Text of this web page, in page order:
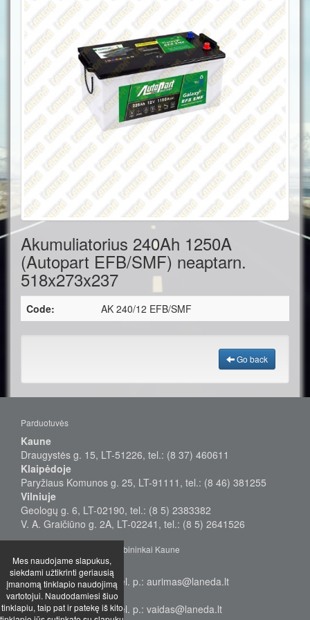
Akumuliatorius 240Ah 1250A
(Autopart EFB/SMF) neaptarn.
518x273x237
Code: AK 240/12 EFB/SMF
Go back
Parduotuvės
Kaune
Draugystės g. 15, LT-51226, tel.: (8 37) 460611
Klaipėdoje
Paryžiaus Komunos g. 25, LT-91111, tel.: (8 46) 381255
Vilniuje
Geologų g. 6, LT-02190, tel.: (8 5) 2383382
V. A. Graičiūno g. 2A, LT-02241, tel.: (8 5) 2641526
Didmeninės prekybos vadybininkai Kaune
Aurimas
Tel.: +370 655 38577, el. p.: aurimas@laneda.lt
Vaidas
Tel.: +370 655 68949, el. p.: vaidas@laneda.lt
Mes naudojame slapukus,
siekdami užtikrinti geriausią
įmanomą tinklapio naudojimą
vartotojui. Naudodamiesi šiuo
tinklapiu, taip pat ir patekę iš kito